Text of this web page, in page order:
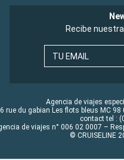
Recibe
TU EMAIL
Agencia de viajes
rue du gabian Les flots bleus MC
contact tel :
de viajes n° 006 02 0007 –
© CRUISELINE